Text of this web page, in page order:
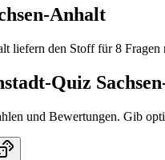
Anhalt
liefern den Stoff für 8 Fragen
Quiz
und Bewertungen. Gib